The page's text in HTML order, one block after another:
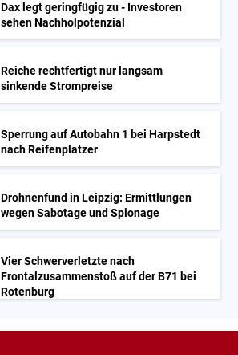
Dax legt geringfügig zu - Investoren
sehen Nachholpotenzial
Reiche rechtfertigt nur langsam
sinkende Strompreise
Sperrung auf Autobahn 1 bei Harpstedt
nach Reifenplatzer
Drohnenfund in Leipzig: Ermittlungen
wegen Sabotage und Spionage
Vier Schwerverletzte nach
Frontalzusammenstoß auf der B71 bei
Rotenburg